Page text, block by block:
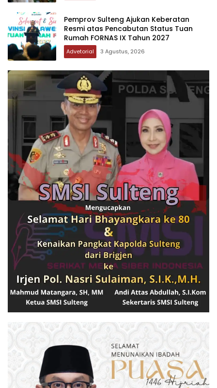
Pemprov Sulteng Ajukan Keberatan
Resmi atas Pencabutan Status Tuan
Rumah FORNAS IX Tahun 2027
Advetorial 3 Agustus, 2026